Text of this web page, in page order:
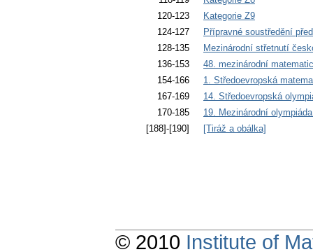
120-123
Kategorie Z9
124-127
Přípravné soustředění
128-135
Mezinárodní střetnutí
136-153
48. mezinárodní
154-166
1. Středoevropská
167-169
14. Středoevropská
170-185
19. Mezinárodní
[188]-[190]
[Tiráž a obálka]
© 2010 Institute of